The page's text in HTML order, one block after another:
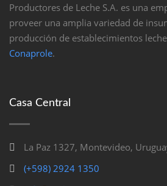
Productores de Leche S.A. es una
proveer una amplia variedad de
producción de establecimientos
Conaprole.
Casa Central
La Paz 1327, Montevideo,
(+598) 2924 1350